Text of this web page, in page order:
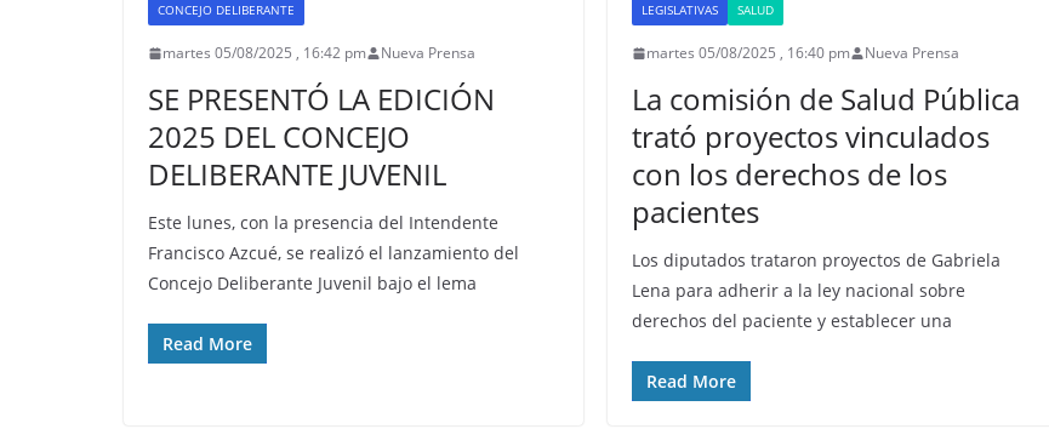
CONCEJO DELIBERANTE
martes 05/08/2025 , 16:42 pm Nueva Prensa
SE PRESENTÓ LA EDICIÓN
2025 DEL CONCEJO
DELIBERANTE JUVENIL
Este lunes, con la presencia del Intendente
Francisco Azcué, se realizó el lanzamiento del
Concejo Deliberante Juvenil bajo el lema
Read More
LEGISLATIVAS SALUD
martes 05/08/2025 , 16:40 pm Nueva Prensa
La comisión de Salud Pública
trató proyectos vinculados
con los derechos de los
pacientes
Los diputados trataron proyectos de Gabriela
Lena para adherir a la ley nacional sobre
derechos del paciente y establecer una
Read More